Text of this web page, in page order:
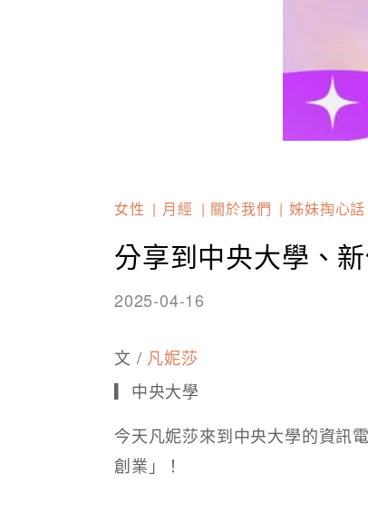
女性 月經 關於我們 姊妹掏心話
分享到中央大學、
2025-04-16
文 / 凡妮莎
▎中央大學
今天凡妮莎來到中央大學的資訊
創業」！